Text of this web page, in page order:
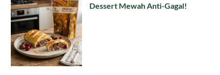
Dessert Mewah Anti-Gagal!